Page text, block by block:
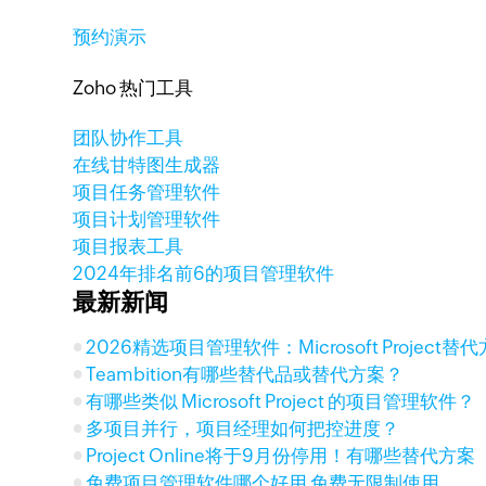
预约演示
Zoho 热门工具
团队协作工具
在线甘特图生成器
项目任务管理软件
项目计划管理软件
项目报表工具
2024年排名前6的项目管理软件
最新新闻
2026精选项目管理软件：Microsoft Project替代
Teambition有哪些替代品或替代方案？
有哪些类似 Microsoft Project 的项目管理软件？
多项目并行，项目经理如何把控进度？
Project Online将于9月份停用！有哪些替代方案